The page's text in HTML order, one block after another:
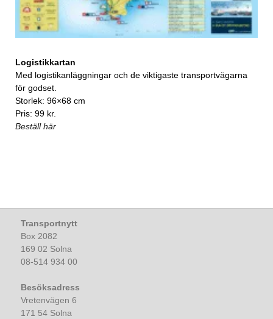
Logistikkartan
Med logistikanläggningar och de viktigaste transportvägarna
för godset.
Storlek: 96×68 cm
Pris: 99 kr.
Beställ här
Transportnytt
Box 2082
169 02 Solna
08-514 934 00
Besöksadress
Vretenvägen 6
171 54 Solna